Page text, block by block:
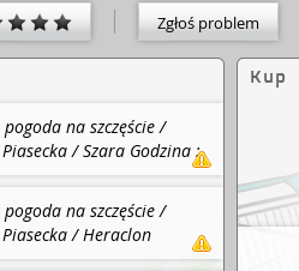
na
Zgłoś problem
na szczęście /
/ Szara Godzina :
na szczęście /
/ Heraclon
: Legimi, 2022.
Kup